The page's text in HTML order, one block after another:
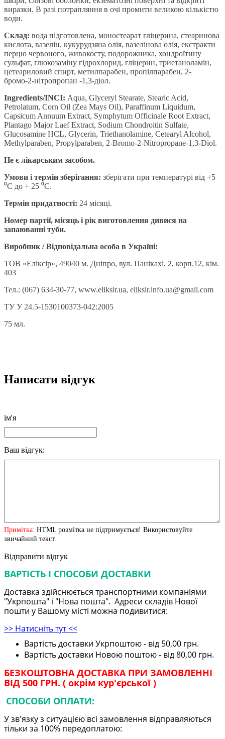
виразки. В разі потрапляння в очі промити великою кількістю
води.
Склад: вода підготовлена, моностеарат гліцерина, стеаринова
кислота, вазелін, кукурудзяна олія, вазелінова олія, екстракти
перцю червоного, живокосту, подорожника, хондроїтину
сульфат, глюкозаміну гідрохлорид, гліцерин, триетаноламін,
цетеариловий спирт, метилпарабен, пропілпарабен, 2-
бромо-2-нітропропан -1,3-діол.
Ingredients/INCI: Aqua, Glyceryl Stearate, Stearic Acid,
Petrolatum, Corn Oil (Zea Mays Oil), Paraffinum Liquidum,
Capsicum Annuum Extract, Symphytum Officinale Root Extract,
Plantago Major Laef Extract, Sodium Сhondroitin Sulfate,
Glucosamine НCL, Glycerin, Triethanolamine, Сetearyl Alcohol,
Methylparaben, Propylparaben, 2-Bromo-2-Nitropropane-1,3-Diol.
Не є лікарським засобом.
Умови і термін зберігання: зберігати при температурі від +5
⁰С до + 25 ⁰С.
Термін придатності: 24 місяці.
Номер партії, місяць і рік виготовлення дивися на
запаюванні туби.
Виробник / Відповідальна особа в Україні:
ТОВ «Еліксір», 49040 м. Дніпро, вул. Панікахі, 2, корп.12, кім.
403
Тел.: (067) 634-30-77, www.eliksir.ua, eliksir.info.ua@gmail.com
ТУ У 24.5-1530100373-042:2005
75 мл.
Написати відгук
ім'я
Ваш відгук:
Примітка: HTML розмітка не підтримується! Використовуйте
звичайний текст.
Відправити відгук
ВАРТІСТЬ І СПОСОБИ ДОСТАВКИ
Доставка здійснюється транспортними компаніями
"Укрпошта" і "Нова пошта". Адреси складів Нової
пошти у Вашому місті можна подивитися:
>> Натисніть тут <<
Вартість доставки Укрпоштою - від 50,00 грн.
Вартість доставки Новою поштою - від 80,00 грн.
БЕЗКОШТОВНА ДОСТАВКА ПРИ ЗАМОВЛЕННІ
ВІД 500 ГРН. ( окрім кур'єрської )
СПОСОБИ ОПЛАТИ:
У зв'язку з ситуацією всі замовлення відправляються
тільки за 100% передоплатою: